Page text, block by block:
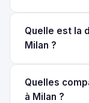
Quelle est la
Milan ?
Quelles
à Milan ?